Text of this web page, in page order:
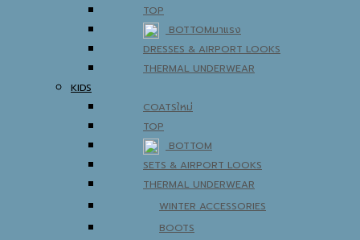
TOP
BOTTOM
DRESSES & AIRPORT LOOKS
THERMAL UNDERWEAR
KIDS
COATS
TOP
BOTTOM
SETS & AIRPORT LOOKS
THERMAL UNDERWEAR
WINTER ACCESSORIES
BOOTS